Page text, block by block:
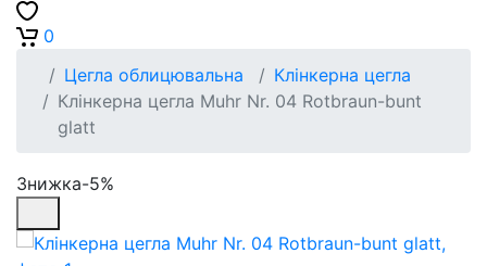
0
Цегла облицювальна
Клінкерна цегла
Клінкерна цегла Muhr Nr. 04 Rotbraun-bunt
glatt
Знижка-5%